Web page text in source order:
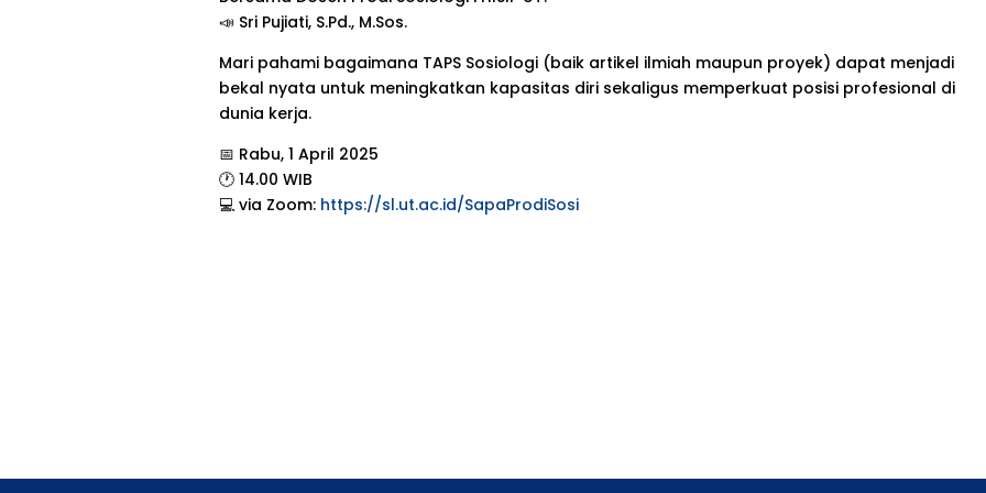
📣 Sri Pujiati, S.Pd., M.Sos.
Mari pahami bagaimana TAPS Sosiologi (baik artikel ilmiah maupun proyek) dapat menjadi
bekal nyata untuk meningkatkan kapasitas diri sekaligus memperkuat posisi profesional di
dunia kerja.
📅 Rabu, 1 April 2025
🕐 14.00 WIB
💻 via Zoom: https://sl.ut.ac.id/SapaProdiSosi